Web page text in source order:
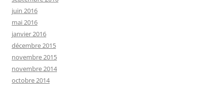
juin 2016
mai 2016
janvier 2016
décembre 2015
novembre 2015
novembre 2014
octobre 2014